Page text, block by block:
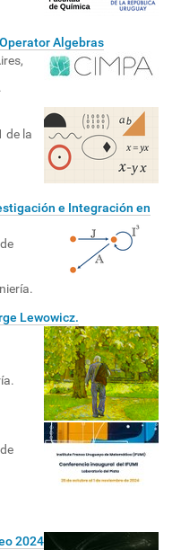
Algebras
,
de la
e Integración en
Lewowicz.
2024